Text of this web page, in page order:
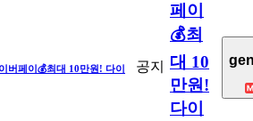
버페이💰최대 10만원! 다이
공지
페이
💰최
대 10
만원!
다이